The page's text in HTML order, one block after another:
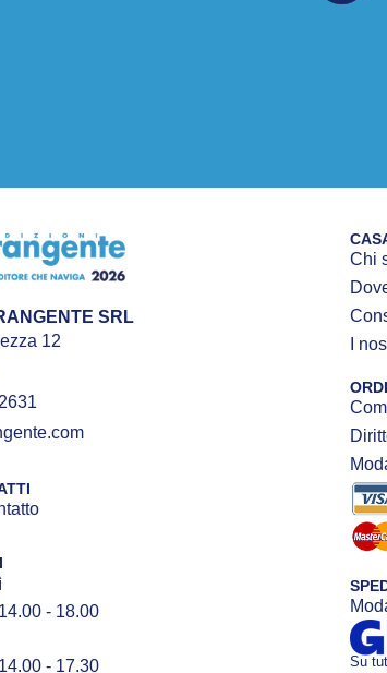
SRL
12
- 18.00
- 17.30
Chi
I
Su